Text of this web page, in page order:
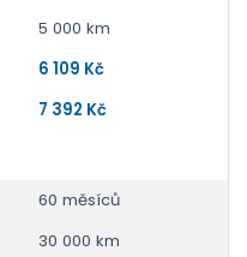
5 000 km
6 109 Kč
7 392 Kč
60 měsíců
30 000 km